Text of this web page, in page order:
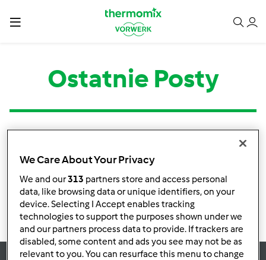
Ostatnie Posty
Ostatni post
Brak informacji o aktywnościach
We Care About Your Privacy
We and our313 partners store and access personal
data, like browsing data or unique identifiers, on your
device. Selecting I Accept enables tracking
technologies to support the purposes shown under we
and our partners process data to provide. If trackers are
disabled, some content and ads you see may not be as
relevant to you. You can resurface this menu to change